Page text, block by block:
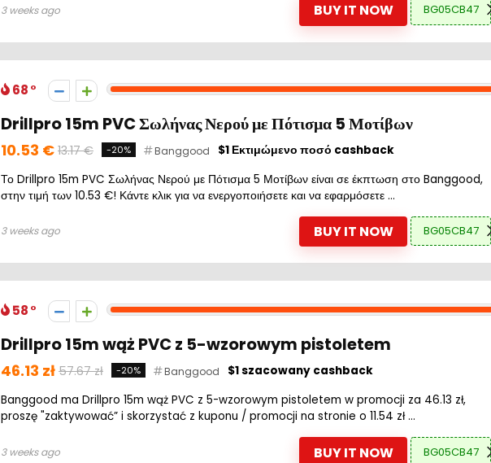
3 weeks ago BUY IT NOW BG05CB47
68
Drillpro 15m PVC Σωλήνας Νερού με Πότισμα 5 Μοτίβων
10.53 € 13.17 € -20% Banggood
$1 Εκτιμώμενο ποσό cashback
Το Drillpro 15m PVC Σωλήνας Νερού με Πότισμα 5 Μοτίβων είναι σε έκπτωση στο Banggood,
στην τιμή των 10.53 €! Κάντε κλικ για να ενεργοποιήσετε και να εφαρμόσετε ...
3 weeks ago BUY IT NOW BG05CB47
58
Drillpro 15m wąż PVC z 5-wzorowym pistoletem
46.13 zł 57.67 zł -20% Banggood
$1 szacowany cashback
Banggood ma Drillpro 15m wąż PVC z 5-wzorowym pistoletem w promocji za 46.13 zł,
proszę "zaktywować” i skorzystać z kuponu / promocji na stronie o 11.54 zł ...
3 weeks ago BUY IT NOW BG05CB47